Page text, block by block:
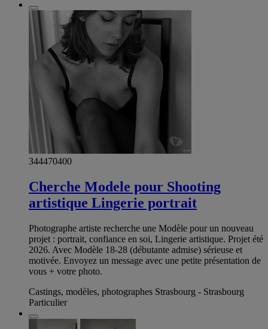
344470400
Cherche Modele pour Shooting
artistique Lingerie portrait
Photographe artiste recherche une Modèle pour un nouveau
projet : portrait, confiance en soi, Lingerie artistique. Projet été
2026. Avec Modèle 18-28 (débutante admise) sérieuse et
motivée. Envoyez un message avec une petite présentation de
vous + votre photo.
Castings, modèles, photographes Strasbourg - Strasbourg
Particulier